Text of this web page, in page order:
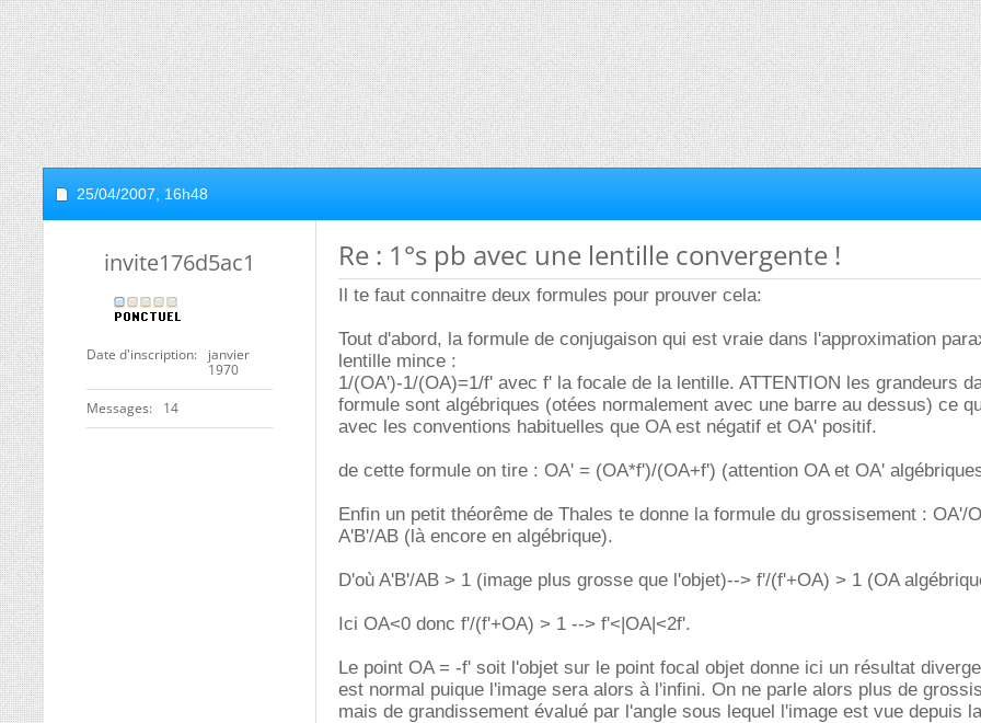
25/04/2007, 16h48
invite176d5ac1
Date d'inscription
janvier
1970
Messages 14
Re : 1°s pb avec une lentille convergente !
Il te faut connaitre deux formules pour prouver cela:
Tout d'abord, la formule de conjugaison qui est vraie dans l'approximation
lentille mince :
1/(OA')-1/(OA)=1/f' avec f' la focale de la lentille. ATTENTION les grandeurs
formule sont algébriques (otées normalement avec une barre au dessus) ce
avec les conventions habituelles que OA est négatif et OA' positif.
de cette formule on tire : OA' = (OA*f')/(OA+f') (attention OA et OA'
Enfin un petit théorême de Thales te donne la formule du grossisement : OA'/
A'B'/AB (là encore en algébrique).
D'où A'B'/AB > 1 (image plus grosse que l'objet)--> f'/(f'+OA) > 1 (OA
Ici OA<0 donc f'/(f'+OA) > 1 --> f'<|OA|<2f'.
Le point OA = -f' soit l'objet sur le point focal objet donne ici un résultat
est normal puique l'image sera alors à l'infini. On ne parle alors plus de
mais de grandissement évalué par l'angle sous lequel l'image est vue depuis